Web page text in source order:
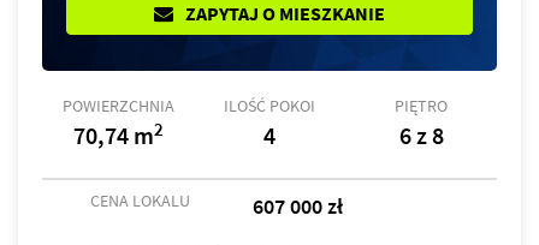
ZAPYTAJ O MIESZKANIE
POWIERZCHNIA
70,74 m2
ILOŚĆ POKOI
4
PIĘTRO
6 z 8
CENA LOKALU 607 000 zł